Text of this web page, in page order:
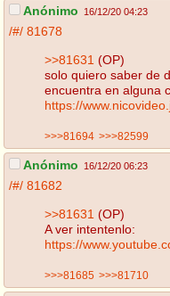
Anónimo 16/12/20 04:23
/#/ 81678
>>81631 (OP)
solo quiero saber de
encuentra en alguna
https://
>>>81694 >>>82599
Anónimo 16/12/20 06:23
/#/ 81682
>>81631 (OP)
A ver intentenlo:
https://
>>>81685 >>>81710